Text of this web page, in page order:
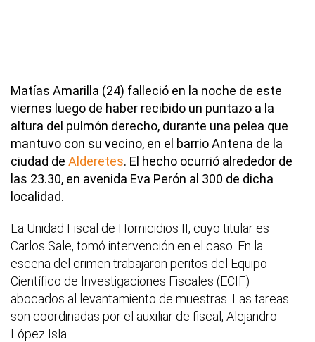
Matías Amarilla (24) falleció en la noche de este
viernes luego de haber recibido un puntazo a la
altura del pulmón derecho, durante una pelea que
mantuvo con su vecino, en el barrio Antena de la
ciudad de Alderetes. El hecho ocurrió alrededor de
las 23.30, en avenida Eva Perón al 300 de dicha
localidad.
La Unidad Fiscal de Homicidios II, cuyo titular es
Carlos Sale, tomó intervención en el caso. En la
escena del crimen trabajaron peritos del Equipo
Científico de Investigaciones Fiscales (ECIF)
abocados al levantamiento de muestras. Las tareas
son coordinadas por el auxiliar de fiscal, Alejandro
López Isla.